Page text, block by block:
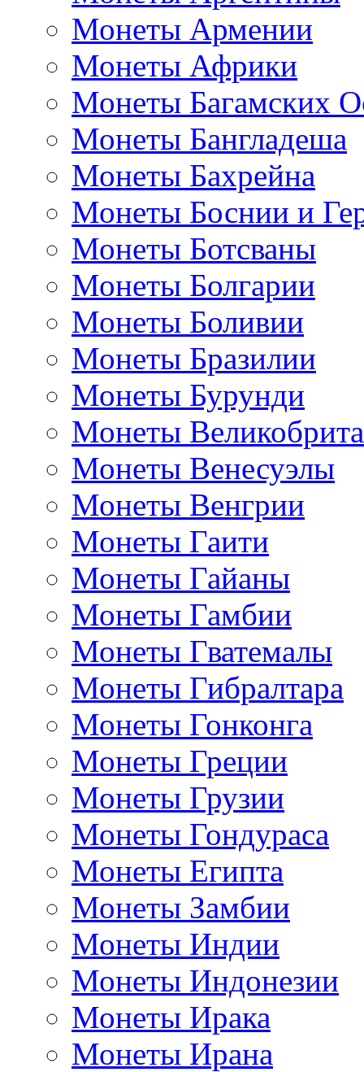
Монеты Армении
Монеты Африки
Монеты Багамских
Монеты Бангладеша
Монеты Бахрейна
Монеты Боснии и
Монеты Ботсваны
Монеты Болгарии
Монеты Боливии
Монеты Бразилии
Монеты Бурунди
Монеты
Монеты Венесуэлы
Монеты Венгрии
Монеты Гаити
Монеты Гайаны
Монеты Гамбии
Монеты Гватемалы
Монеты Гибралтара
Монеты Гонконга
Монеты Греции
Монеты Грузии
Монеты Гондураса
Монеты Египта
Монеты Замбии
Монеты Индии
Монеты Индонезии
Монеты Ирака
Монеты Ирана